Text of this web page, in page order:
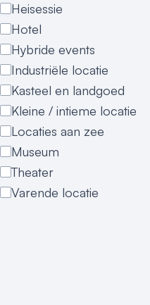
Heisessie
Hotel
Hybride events
Industriële locatie
Kasteel en landgoed
Kleine / intieme locatie
Locaties aan zee
Museum
Theater
Varende locatie